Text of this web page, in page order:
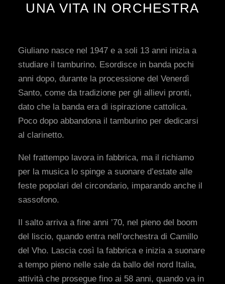
UNA VITA IN ORCHESTRA
Giuliano nasce nel 1947 e a soli 13 anni inizia a
studiare il tamburino. Esordisce in banda pochi
anni dopo, durante la processione del Venerdì
Santo, come da tradizione per gli allievi pronti,
dato che la banda era di ispirazione cattolica.
Poco dopo abbandona il tamburino per dedicarsi
al clarinetto.
Nel frattempo lavora in fabbrica, ma il richiamo
per la musica lo spinge a suonare d’estate alle
feste popolari del circondario, imparando anche il
sassofono.
Il salto arriva a fine anni ’70, nel pieno del boom
del liscio, quando entra nell’orchestra di Camillo
del Vho. Lascia così la fabbrica e inizia a suonare
a tempo pieno nelle sale da ballo del nord Italia,
attività che prosegue fino ai 58 anni, quando va in